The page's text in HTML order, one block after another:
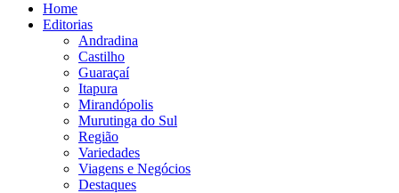
Home
Editorias
Andradina
Castilho
Guaraçaí
Itapura
Mirandópolis
Murutinga do Sul
Região
Variedades
Viagens e Negócios
Destaques